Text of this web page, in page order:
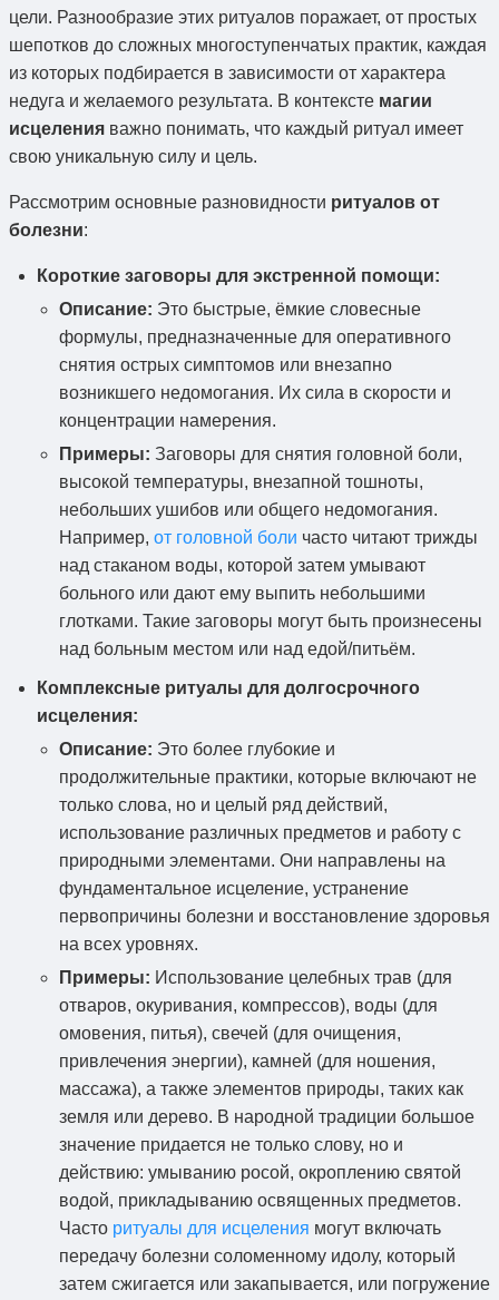
цели. Разнообразие этих ритуалов поражает, от простых
шепотков до сложных многоступенчатых практик, каждая
из которых подбирается в зависимости от характера
недуга и желаемого результата. В контексте магии
исцеления важно понимать, что каждый ритуал имеет
свою уникальную силу и цель.
Рассмотрим основные разновидности ритуалов от
болезни:
Короткие заговоры для экстренной помощи:
Описание: Это быстрые, ёмкие словесные
формулы, предназначенные для оперативного
снятия острых симптомов или внезапно
возникшего недомогания. Их сила в скорости и
концентрации намерения.
Примеры: Заговоры для снятия головной боли,
высокой температуры, внезапной тошноты,
небольших ушибов или общего недомогания.
Например, от головной боли часто читают трижды
над стаканом воды, которой затем умывают
больного или дают ему выпить небольшими
глотками. Такие заговоры могут быть произнесены
над больным местом или над едой/питьём.
Комплексные ритуалы для долгосрочного
исцеления:
Описание: Это более глубокие и
продолжительные практики, которые включают не
только слова, но и целый ряд действий,
использование различных предметов и работу с
природными элементами. Они направлены на
фундаментальное исцеление, устранение
первопричины болезни и восстановление здоровья
на всех уровнях.
Примеры: Использование целебных трав (для
отваров, окуривания, компрессов), воды (для
омовения, питья), свечей (для очищения,
привлечения энергии), камней (для ношения,
массажа), а также элементов природы, таких как
земля или дерево. В народной традиции большое
значение придается не только слову, но и
действию: умыванию росой, окроплению святой
водой, прикладыванию освященных предметов.
Часто ритуалы для исцеления могут включать
передачу болезни соломенному идолу, который
затем сжигается или закапывается, или погружение